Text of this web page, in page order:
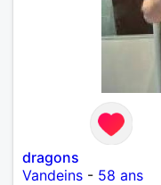
dragons
Vandeins - 58 ans